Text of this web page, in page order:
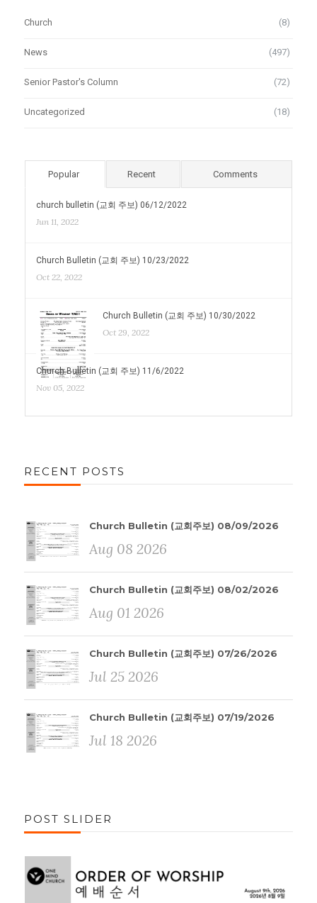
Church (8)
News (497)
Senior Pastor's Column (72)
Uncategorized (18)
Popular Recent Comments
church bulletin (교회 주보) 06/12/2022
Jun 11, 2022
Church Bulletin (교회 주보) 10/23/2022
Oct 22, 2022
Church Bulletin (교회 주보) 10/30/2022
Oct 29, 2022
Church Bulletin (교회 주보) 11/6/2022
Nov 05, 2022
RECENT POSTS
Church Bulletin (교회주보) 08/09/2026
Aug 08 2026
Church Bulletin (교회주보) 08/02/2026
Aug 01 2026
Church Bulletin (교회주보) 07/26/2026
Jul 25 2026
Church Bulletin (교회주보) 07/19/2026
Jul 18 2026
POST SLIDER